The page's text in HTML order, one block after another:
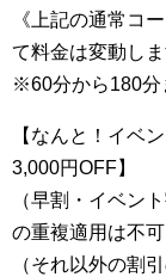
《上記の通常コ
て料金は変動しま
※60分から180分
【なんと！イベ
3,000円OFF】
（早割・イベン
の重複適用は不可
（それ以外の割